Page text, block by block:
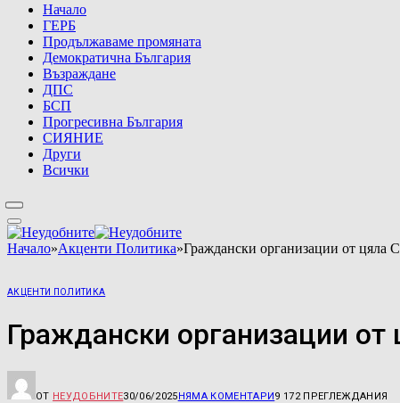
Начало
ГЕРБ
Продължаваме промяната
Демократична България
Възраждане
ДПС
БСП
Прогресивна България
СИЯНИЕ
Други
Всички
Начало»Акценти Политика»Граждански организации от
АКЦЕНТИ ПОЛИТИКА
Граждански организации
ОТ НЕУДОБНИТЕ30/06/2025НЯМА КОМЕНТАРИ9 172 ПРЕГЛЕЖДАНИЯ